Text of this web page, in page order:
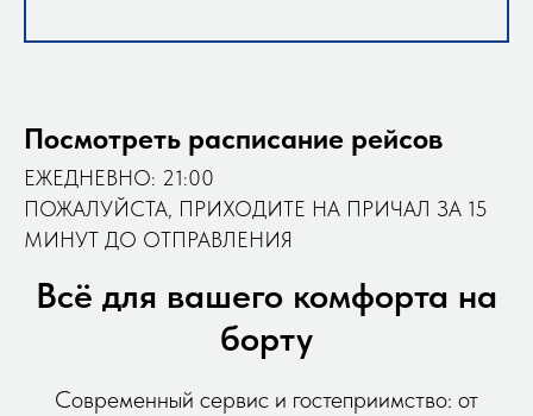
Посмотреть расписание рейсов
ЕЖЕДНЕВНО: 21:00
ПОЖАЛУЙСТА, ПРИХОДИТЕ НА ПРИЧАЛ ЗА 15
МИНУТ ДО ОТПРАВЛЕНИЯ
Всё для вашего комфорта на
борту
Современный сервис и гостеприимство: от